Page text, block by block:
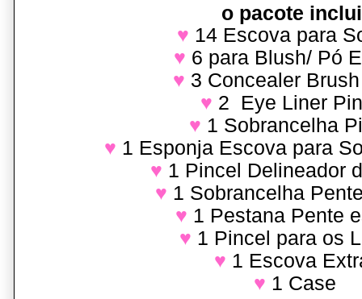
o pacote
♥ 14 Escova para
♥ 6 para Blush/ Pó
♥ 3 Concealer
♥ 2 Eye Liner
♥ 1 Sobrancelha
♥ 1 Esponja Escova para
♥ 1 Pincel Delineador
♥ 1 Sobrancelha
♥ 1 Pestana Pente
♥ 1 Pincel para os
♥ 1 Escova
♥ 1 Case